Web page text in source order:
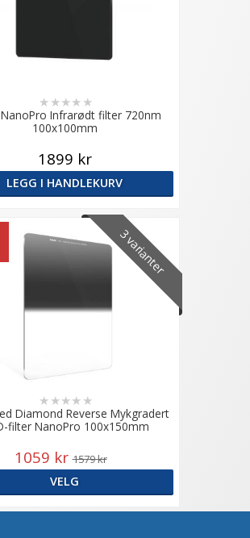
Infrarødt filter 720nm
100x100mm
★ ★★★ ★
1899 kr
LEGG I HANDLEKURV
3 varianter
Diamond Reverse Mykgradert
filter NanoPro 100x150mm
★ ★★★ ★
1059 kr 1579 kr
VELG